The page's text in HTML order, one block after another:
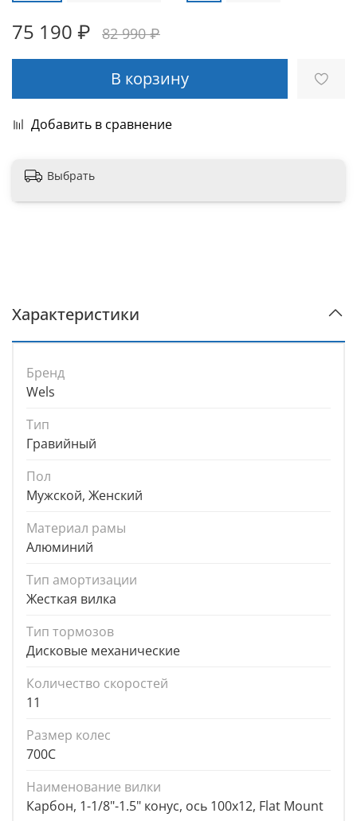
75 190 ₽ 82 990 ₽
В корзину
Добавить в сравнение
Выбрать
Характеристики
Бренд
Wels
Тип
Гравийный
Пол
Мужской, Женский
Материал рамы
Алюминий
Тип амортизации
Жесткая вилка
Тип тормозов
Дисковые механические
Количество скоростей
11
Размер колес
700C
Наименование вилки
Карбон, 1-1/8"-1.5" конус, ось 100х12, Flat Mount